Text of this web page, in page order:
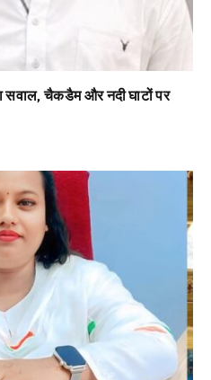
सवाल, चैकडैम और नदी घाटों पर